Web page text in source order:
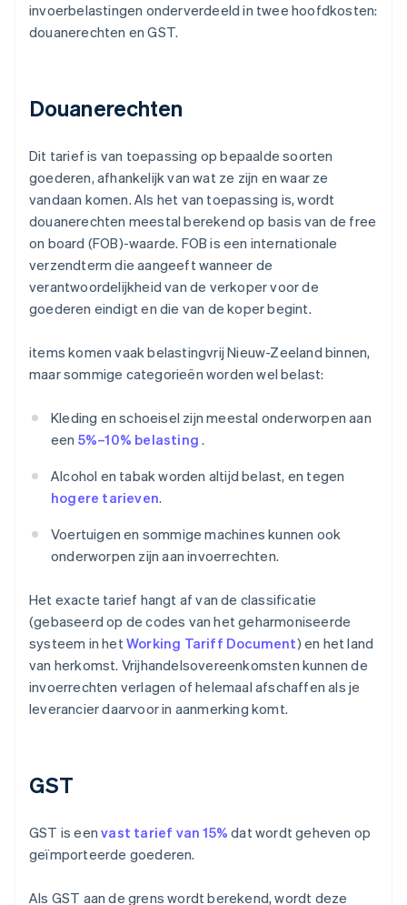
invoerbelastingen onderverdeeld in twee hoofdkosten:
douanerechten en GST.
Douanerechten
Dit tarief is van toepassing op bepaalde soorten
goederen, afhankelijk van wat ze zijn en waar ze
vandaan komen. Als het van toepassing is, wordt
douanerechten meestal berekend op basis van de free
on board (FOB)-waarde. FOB is een internationale
verzendterm die aangeeft wanneer de
verantwoordelijkheid van de verkoper voor de
goederen eindigt en die van de koper begint.
items komen vaak belastingvrij Nieuw-Zeeland binnen,
maar sommige categorieën worden wel belast:
Kleding en schoeisel zijn meestal onderworpen aan
een 5%–10% belasting.
Alcohol en tabak worden altijd belast, en tegen
hogere tarieven.
Voertuigen en sommige machines kunnen ook
onderworpen zijn aan invoerrechten.
Het exacte tarief hangt af van de classificatie
(gebaseerd op de codes van het geharmoniseerde
systeem in hetWorking Tariff Document) en het land
van herkomst. Vrijhandelsovereenkomsten kunnen de
invoerrechten verlagen of helemaal afschaffen als je
leverancier daarvoor in aanmerking komt.
GST
GST is eenvast tarief van 15% dat wordt geheven op
geïmporteerde goederen.
Als GST aan de grens wordt berekend, wordt deze